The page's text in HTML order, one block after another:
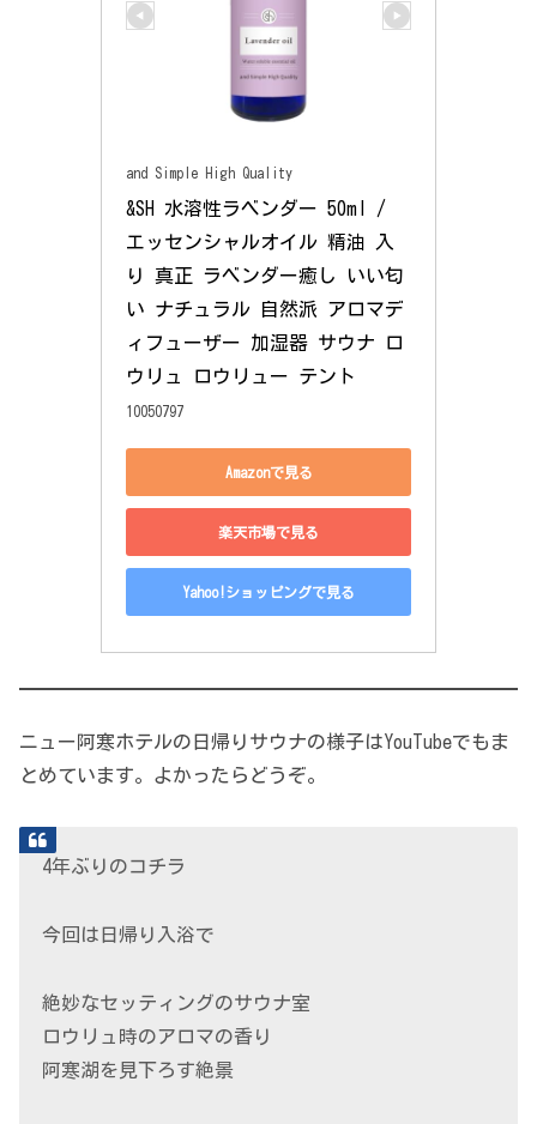
and Simple High Quality
&SH 水溶性ラベンダー 50ml /
エッセンシャルオイル 精油 入
り 真正 ラベンダー癒し いい匂
い ナチュラル 自然派 アロマデ
ィフューザー 加湿器 サウナ ロ
ウリュ ロウリュー テント
10050797
Amazonで見る
楽天市場で見る
Yahoo!ショッピングで見る
ニュー阿寒ホテルの日帰りサウナの様子はYouTubeでもま
とめています。よかったらどうぞ。
4年ぶりのコチラ
今回は日帰り入浴で
絶妙なセッティングのサウナ室
ロウリュ時のアロマの香り
阿寒湖を見下ろす絶景